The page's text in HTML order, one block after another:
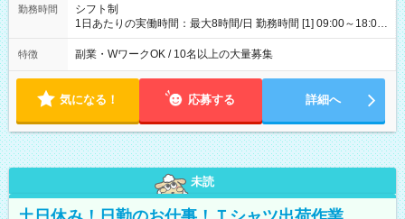
勤務時間
シフト制
1日あたりの実働時間：最大8時間/日 勤務時間 [1] 09:00～18:00
[2] 10:00～19:00 [3] 10:30～19:30 最低勤務日数(週)：2日 【シ
フトの決め方】 シフトサイクル：1ヶ月 シフト提出期限：シフ
・昼休憩1時間、その他小休憩あり
特徴 副業・WワークOK / 10名以上の大量募集
気になる！ 応募する 詳細へ
未読